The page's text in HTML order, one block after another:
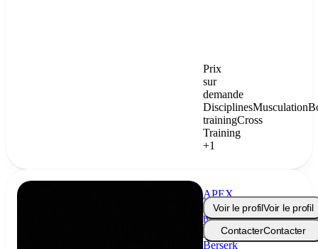
Prix
sur
demande
DisciplinesMusculation
trainingCross
Training
+1
APEX
Méthode
by
Le
Berserk
Voir le profilVoir le profil
ContacterContacter